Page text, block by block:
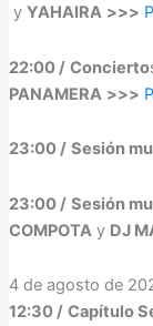
y YAHAIRA >>>
22:00 / Concierto
PANAMERA >>>
23:00 / Sesión
23:00 / Sesión
COMPOTAy DJ
4 de agosto de
12:30 / Capítulo